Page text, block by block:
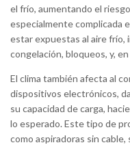
el frío, aumentando el
especialmente complicada
estar expuestas al aire frío,
congelación, bloqueos, y,
El clima también afecta al
dispositivos electrónicos,
su capacidad de carga,
lo esperado. Este tipo de
como aspiradoras sin